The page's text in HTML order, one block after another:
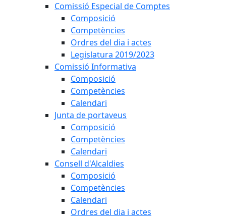
Comissió Especial de Comptes
Composició
Competències
Ordres del dia i actes
Legislatura 2019/2023
Comissió Informativa
Composició
Competències
Calendari
Junta de portaveus
Composició
Competències
Calendari
Consell d'Alcaldies
Composició
Competències
Calendari
Ordres del dia i actes